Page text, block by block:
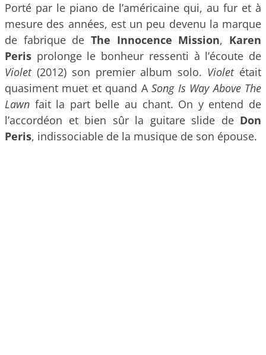
Porté par le piano de l’américaine qui, au fur et à
mesure des années, est un peu devenu la marque
de fabrique de The Innocence Mission, Karen
Peris prolonge le bonheur ressenti à l’écoute de
Violet(2012) son premier album solo. Violetétait
quasiment muet et quand ASong Is Way Above The
Lawn fait la part belle au chant. On y entend de
l’accordéon et bien sûr la guitare slide de Don
Peris, indissociable de la musique de son épouse.